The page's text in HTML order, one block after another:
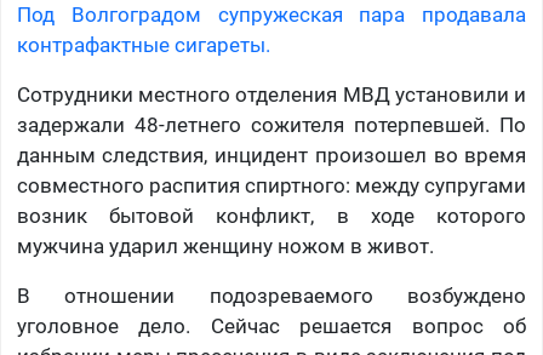
Под Волгоградом супружеская пара продавала
контрафактные сигареты.
Сотрудники местного отделения МВД установили и
задержали 48-летнего сожителя потерпевшей. По
данным следствия, инцидент произошел во время
совместного распития спиртного: между супругами
возник бытовой конфликт, в ходе которого
мужчина ударил женщину ножом в живот.
В отношении подозреваемого возбуждено
уголовное дело. Сейчас решается вопрос об